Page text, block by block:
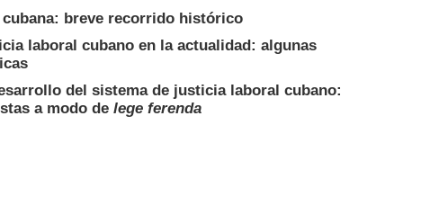
breve recorrido histórico
laboral cubano en la actualidad: algunas
del sistema de justicia laboral cubano:
a modo de lege ferenda